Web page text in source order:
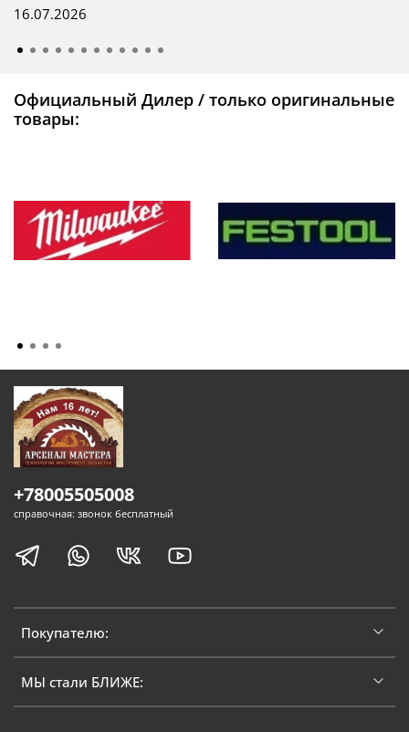
16.07.2026
Официальный Дилер / только оригинальные
товары:
Покупателю:
МЫ стали БЛИЖЕ:
+78005505008
справочная: звонок бесплатный